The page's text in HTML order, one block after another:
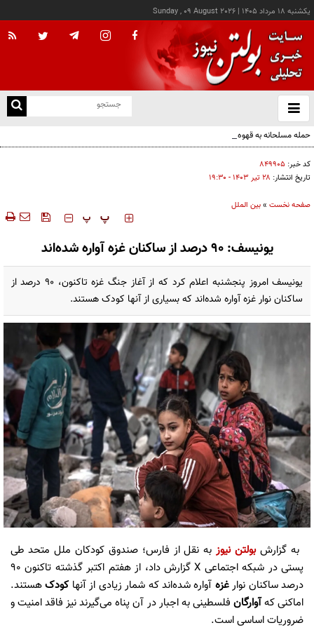
يکشنبه ۱۸ مرداد ۱۴۰۵ |
Sunday , 09 August 2026
باز
و
حمله مسلحانه به قهوه‌خانه‌ای در زاهدان؛ ۲ نفر جان باختند
کد خبر: ۸۴۹۹۰۵
تاریخ انتشار: ۲۸ تير ۱۴۰۳ - ۱۹:۳۰
صفحه نخست »بین الملل
‍‍‍ پ پ
یونیسف: 90 درصد از ساکنان غزه آواره شده‌اند
یونیسف امروز پنجشنبه اعلام کرد که از آغاز جنگ غزه تاکنون، 90 درصد از
ساکنان نوار غزه آواره شده‌اند که بسیاری از آنها کودک هستند.
به گزارش بولتن نیوزبه نقل از فارس؛ صندوق کودکان ملل متحد طی
پستی در شبکه اجتماعی X گزارش داد، از هفتم اکتبر گذشته تاکنون 90
درصد ساکنان نوارغزه آواره شده‌اند که شمار زیادی از آنهاکودکهستند.
اماکنی کهآوارگان فلسطینی به اجبار در آن پناه می‌گیرند نیز فاقد امنیت و
ضروریات اساسی است.